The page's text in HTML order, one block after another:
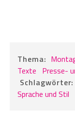
Thema:
Texte Presse-
Schlagwörter:
Sprache und Stil